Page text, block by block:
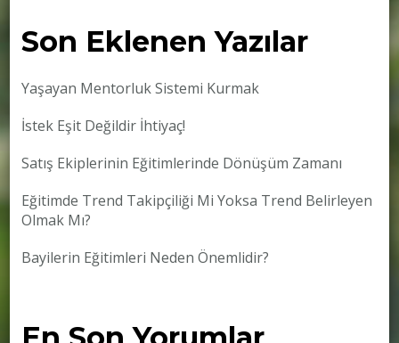
Son Eklenen Yazılar
Yaşayan Mentorluk Sistemi Kurmak
İstek Eşit Değildir İhtiyaç!
Satış Ekiplerinin Eğitimlerinde Dönüşüm Zamanı
Eğitimde Trend Takipçiliği Mi Yoksa Trend Belirleyen
Olmak Mı?
Bayilerin Eğitimleri Neden Önemlidir?